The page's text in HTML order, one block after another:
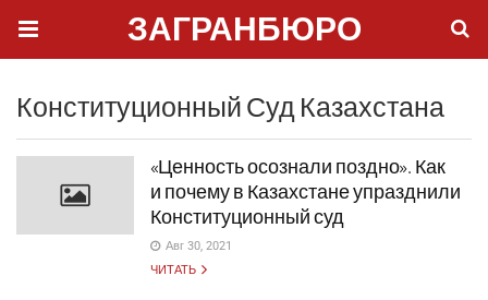
ЗАГРАНБЮРО
Конституционный Суд Казахстана
«Ценность осознали поздно». Как
и почему в Казахстане упразднили
Конституционный суд
Авг 30, 2021
ЧИТАТЬ